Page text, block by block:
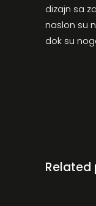
dizajn sa
naslon su
dok su